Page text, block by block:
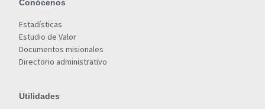
Conócenos
Estadísticas
Estudio de Valor
Documentos misionales
Directorio administrativo
Utilidades